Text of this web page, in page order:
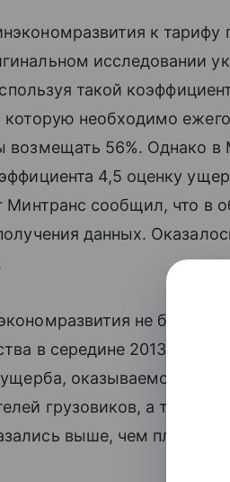
к тарифу
исследовании
такой
необходимо
возмещать 56%. Однако в
4,5 оценку
Минтранс сообщил, что в
данных.
не был
в середине 2013 года.
ущерба, оказываемого
грузовиков, а тарифы
выше, чем